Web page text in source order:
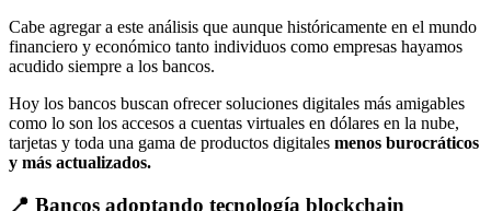
Cabe agregar a este análisis que aunque históricamente en el mundo
financiero y económico tanto individuos como empresas hayamos
acudido siempre a los bancos.
Hoy los bancos buscan ofrecer soluciones digitales más amigables
como lo son los accesos a cuentas virtuales en dólares en la nube,
tarjetas y toda una gama de productos digitales menos burocráticos
y más actualizados.
📍 Bancos adoptando tecnología blockchain